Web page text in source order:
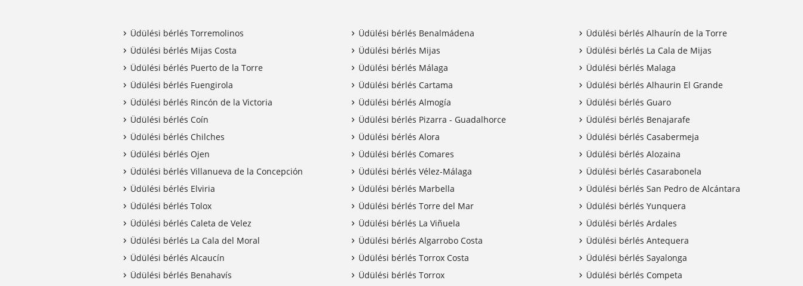
Üdülési bérlés Torremolinos Üdülési bérlés Benalmádena
Üdülési bérlés Alhaurín de la Torre
Üdülési bérlés Mijas Costa
Üdülési bérlés Mijas
Üdülési bérlés La Cala de Mijas
Üdülési bérlés Puerto de la Torre
Üdülési bérlés Málaga
Üdülési bérlés Malaga
Üdülési bérlés Fuengirola
Üdülési bérlés Cartama
Üdülési bérlés Alhaurin El Grande
Üdülési bérlés Rincón de la Victoria
Üdülési bérlés Almogía
Üdülési bérlés Guaro
Üdülési bérlés Coín
Üdülési bérlés Pizarra - Guadalhorce
Üdülési bérlés Benajarafe
Üdülési bérlés Chilches
Üdülési bérlés Alora
Üdülési bérlés Casabermeja
Üdülési bérlés Ojen
Üdülési bérlés Comares
Üdülési bérlés Alozaina
Üdülési bérlés Villanueva de la Concepción
Üdülési bérlés Vélez-Málaga
Üdülési bérlés Casarabonela
Üdülési bérlés Elviria
Üdülési bérlés Marbella
Üdülési bérlés San Pedro de Alcántara
Üdülési bérlés Tolox
Üdülési bérlés Torre del Mar
Üdülési bérlés Yunquera
Üdülési bérlés Caleta de Velez
Üdülési bérlés La Viñuela
Üdülési bérlés Ardales
Üdülési bérlés La Cala del Moral
Üdülési bérlés Algarrobo Costa
Üdülési bérlés Antequera
Üdülési bérlés Alcaucín
Üdülési bérlés Torrox Costa
Üdülési bérlés Sayalonga
Üdülési bérlés Benahavís
Üdülési bérlés Torrox
Üdülési bérlés Competa